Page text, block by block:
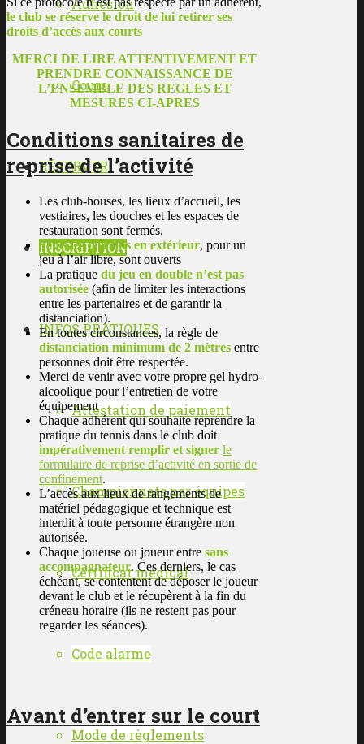
Adhésion
Cours
RÉSERVER
INSCRIPTION
INFOS PRATIQUES
Attestation de paiement
Championnats par équipes
Certificat médical
Code alarme
Mode de règlements
le club se réserve le droit de lui retirer ses
droits d’accès aux courts
MERCI DE LIRE ATTENTIVEMENT ET
PRENDRE CONNAISSANCE DE
L’ENSEMBLE DES REGLES ET
MESURES CI-APRES
Conditions sanitaires de
reprise de l’activité
Les club-houses, les lieux d’accueil, les
vestiaires, les douches et les espaces de
restauration sont fermés.
Seuls les terrains en extérieur, pour un
jeu à l’air libre, sont ouverts
La pratique du jeu en double n’est pas
autorisée (afin de limiter les interactions
entre les partenaires et de garantir la
distanciation).
En toutes circonstances, la règle de
distanciation minimum de 2 mètres entre
personnes doit être respectée.
Merci de venir avec votre propre gel hydro-
alcoolique pour l’entretien de votre
équipement
Chaque adhérent qui souhaite reprendre la
pratique du tennis dans le club doit
impérativement remplir et signer le
formulaire de reprise d’activité en sortie de
confinement.
L’accès aux lieux de rangements de
matériel pédagogique et technique est
interdit à toute personne étrangère non
autorisée.
Chaque joueuse ou joueur entre sans
accompagnateur. Ces derniers, le cas
échéant, se contentent de déposer le joueur
devant le club et le récupèrent à la fin du
créneau horaire (ils ne restent pas pour
regarder les séances).
Avant d’entrer sur le court